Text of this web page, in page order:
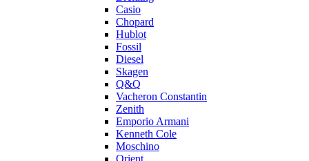
Casio
Chopard
Hublot
Fossil
Diesel
Skagen
Q&Q
Vacheron Constantin
Zenith
Emporio Armani
Kenneth Cole
Moschino
Orient